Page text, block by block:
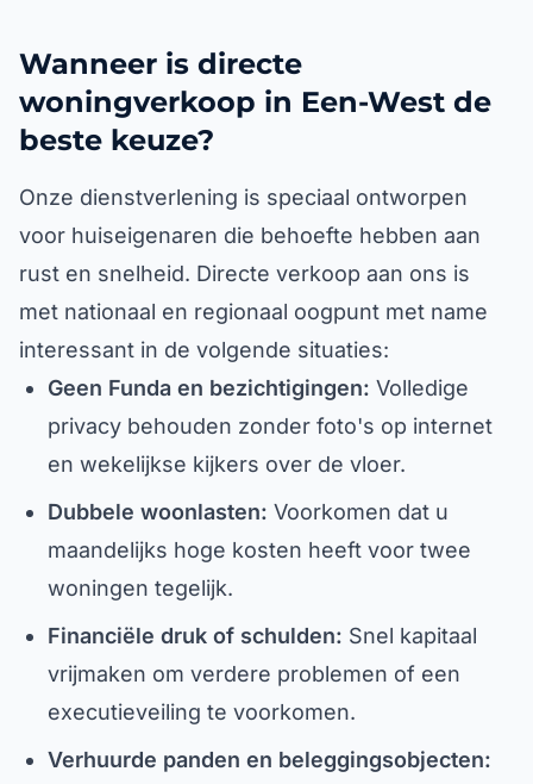
Wanneer is directe
woningverkoop in Een-West de
beste keuze?
Onze dienstverlening is speciaal ontworpen
voor huiseigenaren die behoefte hebben aan
rust en snelheid. Directe verkoop aan ons is
met nationaal en regionaal oogpunt met name
interessant in de volgende situaties:
Geen Funda en bezichtigingen: Volledige
privacy behouden zonder foto's op internet
en wekelijkse kijkers over de vloer.
Dubbele woonlasten: Voorkomen dat u
maandelijks hoge kosten heeft voor twee
woningen tegelijk.
Financiële druk of schulden: Snel kapitaal
vrijmaken om verdere problemen of een
executieveiling te voorkomen.
Verhuurde panden en beleggingsobjecten: